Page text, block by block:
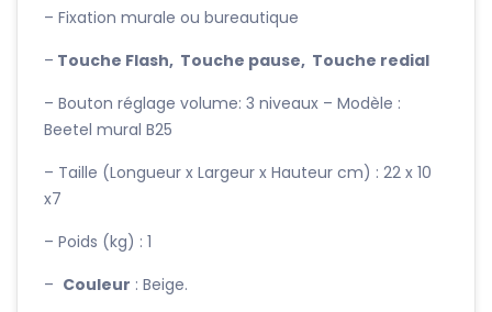
– Fixation murale ou bureautique
– Touche Flash, Touche pause, Touche redial
– Bouton réglage volume: 3 niveaux – Modèle :
Beetel mural B25
– Taille (Longueur x Largeur x Hauteur cm) : 22 x 10
x7
– Poids (kg) : 1
– Couleur : Beige.